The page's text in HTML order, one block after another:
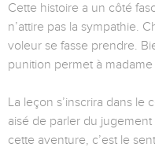
Cette histoire a un côté
n’attire pas la sympathie.
voleur se fasse prendre.
punition permet à madame
La leçon s’inscrira dans le
aisé de parler du
cette aventure, c’est le